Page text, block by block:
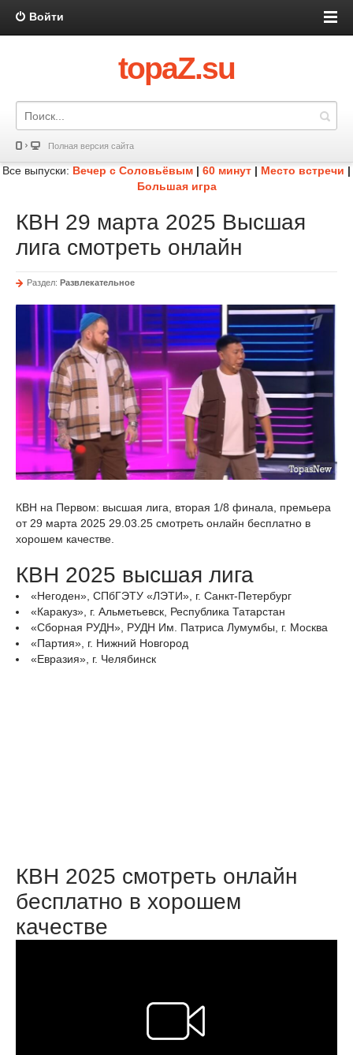
Войти
topaZ.su
Полная версия сайта
Все выпуски: Вечер с Соловьёвым | 60 минут | Место встречи |
Большая игра
КВН 29 марта 2025 Высшая
лига смотреть онлайн
Раздел: Развлекательное
КВН на Первом: высшая лига, вторая 1/8 финала, премьера
от 29 марта 2025 29.03.25 смотреть онлайн бесплатно в
хорошем качестве.
КВН 2025 высшая лига
«Негоден», СПбГЭТУ «ЛЭТИ», г. Санкт-Петербург
«Каракуз», г. Альметьевск, Республика Татарстан
«Сборная РУДН», РУДН Им. Патриса Лумумбы, г. Москва
«Партия», г. Нижний Новгород
«Евразия», г. Челябинск
КВН 2025 смотреть онлайн
бесплатно в хорошем
качестве